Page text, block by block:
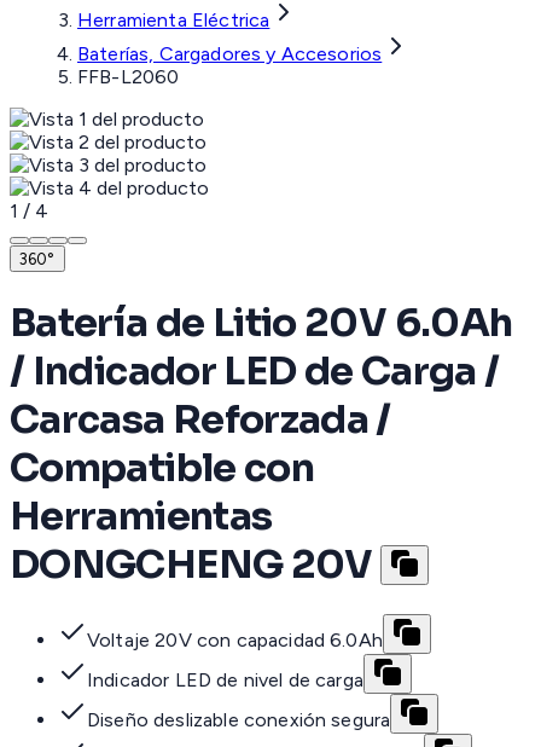
Herramienta Eléctrica
Baterías, Cargadores y Accesorios
FFB-L2060
1 / 4
360°
Batería de Litio 20V 6.0Ah
/ Indicador LED de Carga /
Carcasa Reforzada /
Compatible con
Herramientas
DONGCHENG 20V
Voltaje 20V con capacidad 6.0Ah
Indicador LED de nivel de carga
Diseño deslizable conexión segura